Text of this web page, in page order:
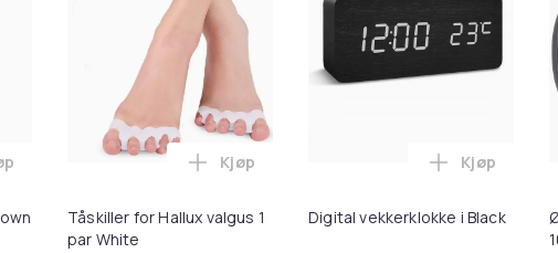
230/235/620/630 / 735XT i sort silikon i handlekurven
Toppik - 27,5g - Dark Brown - Mørkebrun i handlekurven
Tåskiller for Hallux valgus 1
par White
Legg Tåskiller for Hallux valgus 1 par
Kjøp
Digital vekkerklokke i Black
Legg
Kjøp